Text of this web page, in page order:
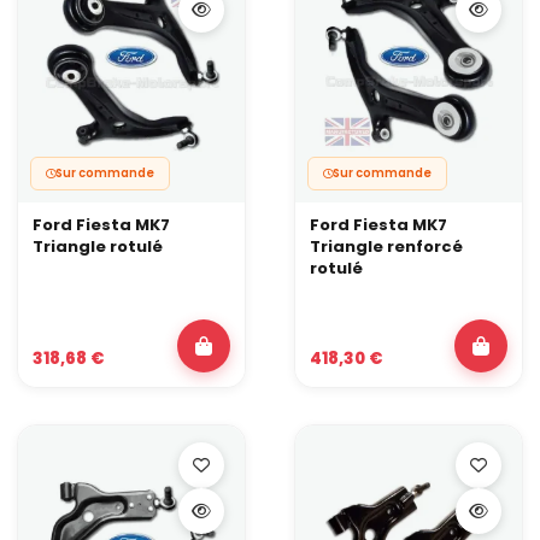
Même avec une suspension proche de l’origine, un triangle
renforcé peut améliorer la précision et fiabiliser le train avant,
surtout si les pièces d’origine sont anciennes ou fatiguées.
Dois-je changer les deux côtés en même temps ?
C’est recommandé.
Remplacer un seul triangle peut créer un comportement
asymétrique en appui ou au freinage. Changer la paire permet
de garder un avant équilibré et de repartir sur une base solide.
Sur commande
Ford Fiesta MK7
Triangle rotulé
318,68 €
Sur commande
Ford Fiesta MK7
Triangle renforcé
rotulé
418,30 €